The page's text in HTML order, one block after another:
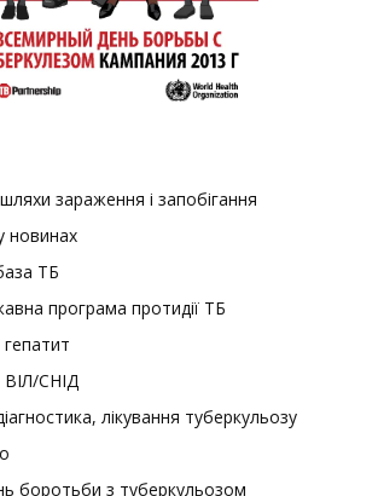
зараження і запобігання
новинах
ТБ
програма протидії ТБ
гепатит
ВІЛ/СНІД
лікування туберкульозу
боротьби з туберкульозом